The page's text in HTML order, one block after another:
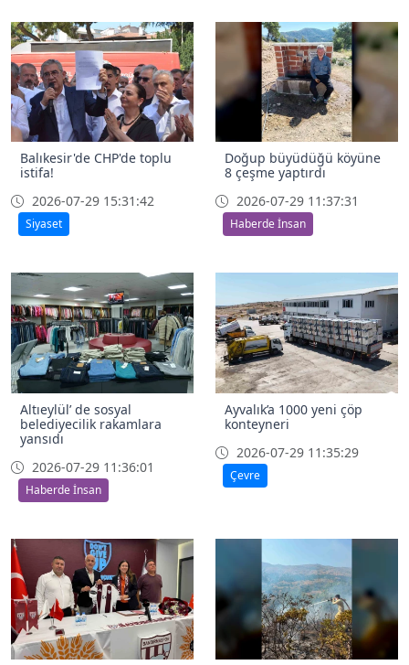
Balıkesir'de CHP'de toplu
istifa!
2026-07-29 15:31:42
Siyaset
Doğup büyüdüğü köyüne
8 çeşme yaptırdı
2026-07-29 11:37:31
Haberde İnsan
Altıeylül’ de sosyal
belediyecilik rakamlara
yansıdı
2026-07-29 11:36:01
Haberde İnsan
Ayvalık’a 1000 yeni çöp
konteyneri
2026-07-29 11:35:29
Çevre